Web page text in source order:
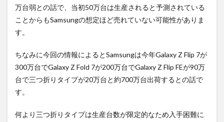
万台弱との話で、当初50万台は生産されると予測されている
ことからもSamsungの想定ほど売れていない可能性がありま
す。
ちなみに今回の情報によるとSamsungは今年Galaxy Z Flip 7が
300万台でGalaxy Z Fold 7が200万台でGalaxy Z Flip FEが90万
台で三つ折りタイプが20万台と約700万台出荷するとの話で
す。
何より三つ折りタイプは生産台数が限定的なため入手困難に